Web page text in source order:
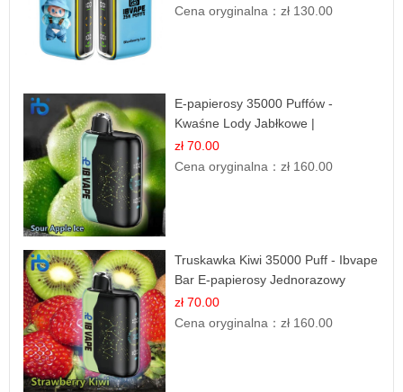
Cena oryginalna：zł 130.00
E-papierosy 35000 Puffów -
Kwaśne Lody Jabłkowe |
Orzeźwiający Smak
zł 70.00
Cena oryginalna：zł 160.00
Truskawka Kiwi 35000 Puff - Ibvape
Bar E-papierosy Jednorazowy
zł 70.00
Cena oryginalna：zł 160.00